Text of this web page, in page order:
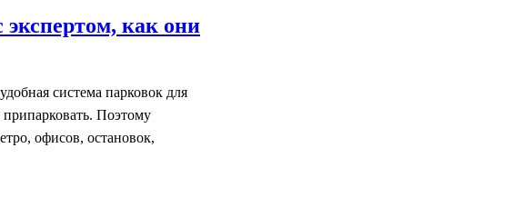
экспертом, как они
система парковок для
припарковать. Поэтому
офисов, остановок,